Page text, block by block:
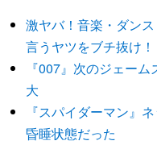
激ヤバ！音楽・ダン
言うヤツをブチ抜け！
『007』次のジェー
大
『スパイダーマン』
昏睡状態だった